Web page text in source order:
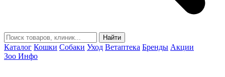
Найти
Каталог Кошки Собаки Уход Ветаптека Бренды Акции
Зоо Инфо